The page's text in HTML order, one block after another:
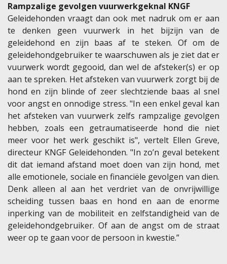
Rampzalige gevolgen vuurwerkgeknal KNGF
Geleidehonden vraagt dan ook met nadruk om er aan
te denken geen vuurwerk in het bijzijn van de
geleidehond en zijn baas af te steken. Of om de
geleidehondgebruiker te waarschuwen als je ziet dat er
vuurwerk wordt gegooid, dan wel de afsteker(s) er op
aan te spreken. Het afsteken van vuurwerk zorgt bij de
hond en zijn blinde of zeer slechtziende baas al snel
voor angst en onnodige stress. "In een enkel geval kan
het afsteken van vuurwerk zelfs rampzalige gevolgen
hebben, zoals een getraumatiseerde hond die niet
meer voor het werk geschikt is", vertelt Ellen Greve,
directeur KNGF Geleidehonden. "In zo’n geval betekent
dit dat iemand afstand moet doen van zijn hond, met
alle emotionele, sociale en financiële gevolgen van dien.
Denk alleen al aan het verdriet van de onvrijwillige
scheiding tussen baas en hond en aan de enorme
inperking van de mobiliteit en zelfstandigheid van de
geleidehondgebruiker. Of aan de angst om de straat
weer op te gaan voor de persoon in kwestie.”